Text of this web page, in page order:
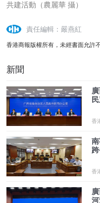
共建活動（農麗華 攝）
責任編輯：嚴燕紅
香港商報版權所有，未經書面允許
新聞
香
香